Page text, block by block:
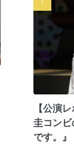
【公演
圭コン
です。』